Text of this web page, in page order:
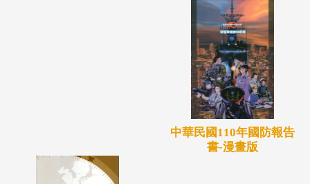
中華民國110年國防報告
書-漫畫版